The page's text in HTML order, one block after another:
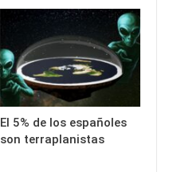
El 5% de los españoles
son terraplanistas